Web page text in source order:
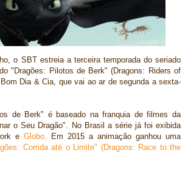
o SBT estreia a terceira temporada do seriado
"Dragões: Pilotos de Berk" (Dragons: Riders of
Dia & Cia, que vai ao ar de segunda a sexta-
de Berk" é baseado na franquia de filmes da
o Seu Dragão". No Brasil a série já foi exibida
e Globo.
Em 2015 a animação ganhou uma
Corrida até o Limite" (Dragons: Race to the